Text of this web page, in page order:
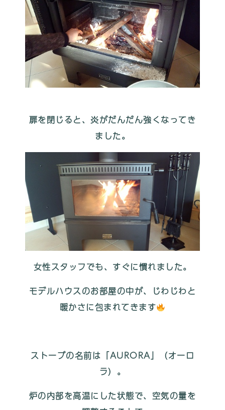
扉を閉じると、炎がだんだん強くなってき
ました。
女性スタッフでも、すぐに慣れました。
モデルハウスのお部屋の中が、じわじわと
暖かさに包まれてきます
ストーブの名前は「AURORA」（オーロ
ラ）。
炉の内部を高温にした状態で、空気の量を